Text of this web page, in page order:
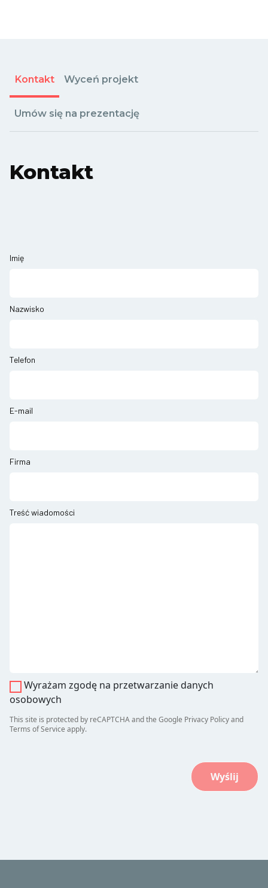
Kontakt Wyceń projekt
Umów się na prezentację
Kontakt
Imię
Nazwisko
Telefon
E-mail
Firma
Treść wiadomości
Wyrażam zgodę na przetwarzanie danych
osobowych
This site is protected by reCAPTCHA and the Google Privacy Policyand
Terms of Service apply.